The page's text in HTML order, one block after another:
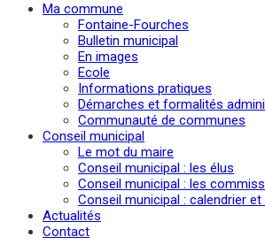
Ma commune
Fontaine-Fourches
Bulletin municipal
En images
Ecole
Informations pratiques
Démarches et formalités
Communauté de communes
Conseil municipal
Le mot du maire
Conseil municipal : les élus
Conseil municipal : les
Conseil municipal : calendrier
Actualités
Contact